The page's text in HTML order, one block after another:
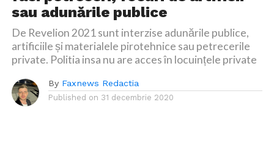
sau adunările publice
De Revelion 2021 sunt interzise adunările publice,
artificiile și materialele pirotehnice sau petrecerile
private. Politia insa nu are acces în locuințele private
By Faxnews Redactia
Published on 31 decembrie 2020